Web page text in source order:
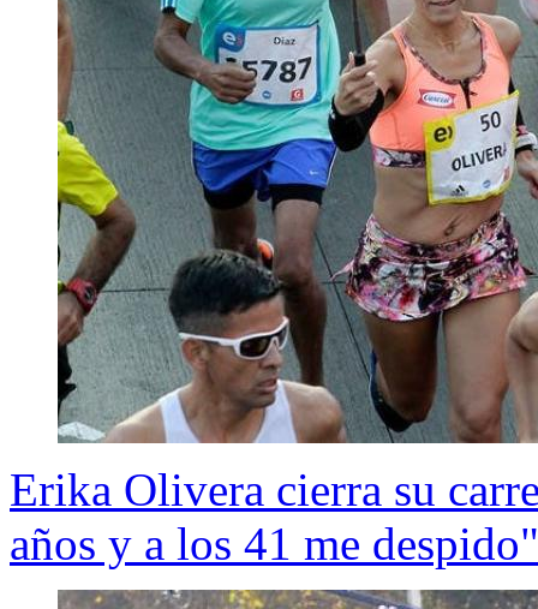
Erika Olivera cierra su
años y a los 41 me despido"